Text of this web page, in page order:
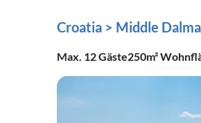
Croatia > Middle
Max. 12Gäste250m²